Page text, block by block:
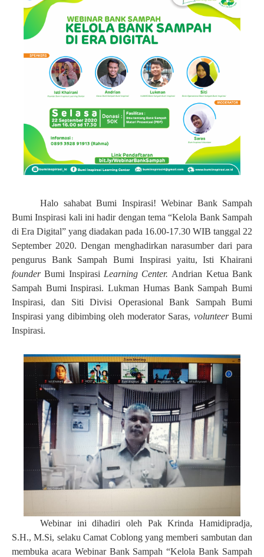
Halo sahabat Bumi Inspirasi! Webinar Bank Sampah
Bumi Inspirasi kali ini hadir dengan tema “Kelola Bank Sampah
di Era Digital” yang diadakan pada 16.00-17.30 WIB tanggal 22
September 2020. Dengan menghadirkan narasumber dari para
pengurus Bank Sampah Bumi Inspirasi yaitu, Isti Khairani
founderBumi Inspirasi Learning Center. Andrian Ketua Bank
Sampah Bumi Inspirasi. Lukman Humas Bank Sampah Bumi
Inspirasi, dan Siti Divisi Operasional Bank Sampah Bumi
Inspirasi yang dibimbing oleh moderator Saras, volunteerBumi
Inspirasi.
Webinar ini dihadiri oleh Pak Krinda Hamidipradja,
S.H., M.Si, selaku Camat Coblong yang memberi sambutan dan
membuka acara Webinar Bank Sampah “Kelola Bank Sampah